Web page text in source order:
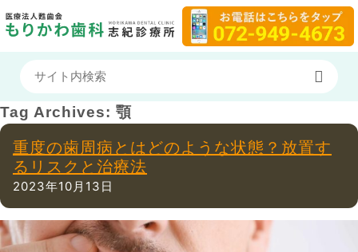
Tag Archives: 顎
重度の歯周病とはどのような状態？放置す
るリスクと治療法
2023年10月13日